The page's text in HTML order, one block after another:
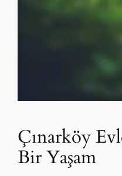
Çınarköy
Bir Yaşam